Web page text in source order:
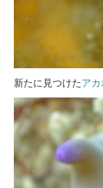
新たに見つけたア